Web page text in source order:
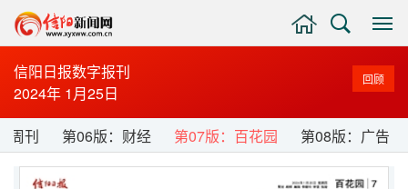
显
示
与
隐
侧
边
栏
搜
索
主
页
信阳日报数字报刊
2024年 1月25日
回顾
周刊 第06版：财经 第07版：百花园 第08版：广告